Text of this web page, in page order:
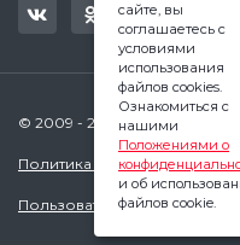
© 2009 - 2026 Квадратный
Политика
Пользовательское
сайте, вы
соглашаетесь с
условиями
использования
файлов cookies.
Ознакомиться с
нашими
Положениями о
и об
файлов cookie.